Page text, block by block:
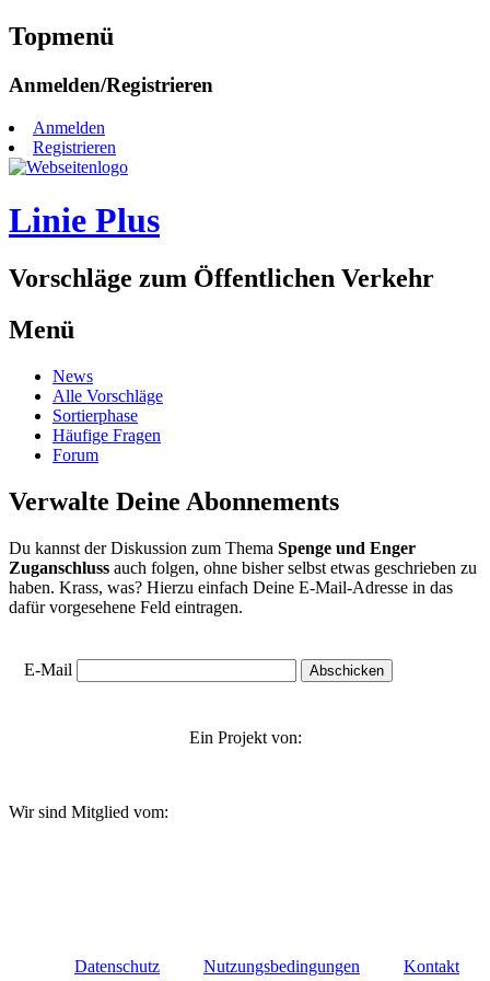
Topmenü
Zum
springen
Anmelden/Registrieren
Anmelden
Registrieren
Linie Plus
Vorschläge zum Öffentlichen Verkehr
Menü
Zum
Inhalt
springen
News
Alle Vorschläge
Sortierphase
Häufige Fragen
Forum
Verwalte Deine Abonnements
Du kannst der Diskussion zum Thema Spenge und Enger
Zuganschluss auch folgen, ohne bisher selbst etwas geschrieben zu
haben. Krass, was? Hierzu einfach Deine E-Mail-Adresse in das
dafür vorgesehene Feld eintragen.
E-Mail
Ein Projekt von:
Wir sind Mitglied vom:
Datenschutz Nutzungsbedingungen Kontakt